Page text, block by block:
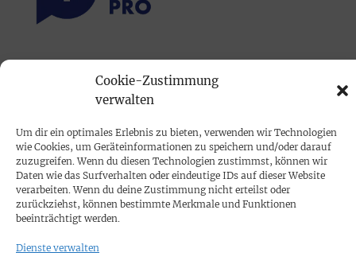
Cookie-Zustimmung
verwalten
Um dir ein optimales Erlebnis zu bieten, verwenden wir Technologien
wie Cookies, um Geräteinformationen zu speichern und/oder darauf
zuzugreifen. Wenn du diesen Technologien zustimmst, können wir
Daten wie das Surfverhalten oder eindeutige IDs auf dieser Website
verarbeiten. Wenn du deine Zustimmung nicht erteilst oder
zurückziehst, können bestimmte Merkmale und Funktionen
beeinträchtigt werden.
Dienste verwalten
PRINTAUSGABE
Mediadaten
PROKOMPAKT
Impressum
SPENDEN